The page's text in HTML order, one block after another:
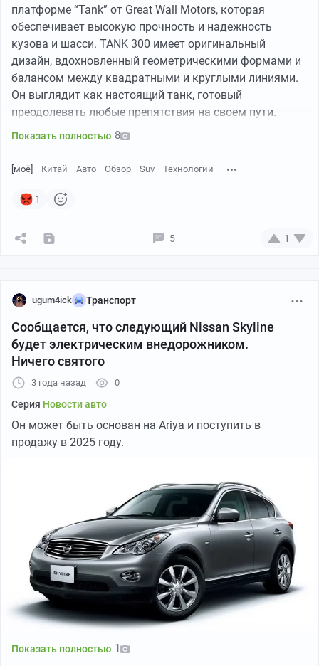
Варианты использования: с крышей и без. Изображение:
iamGaNgStA
стала двухсоставная задняя дверь.
площадку, а верхнее стекло можно было опустить с
помощью электрического привода, что было
прорывным решением для авто данного класса.
удобство погрузки.
Toyota Hilux Surf SSR. Фото:bringatrailer
Интерьер был выполнен простым, но комфортным, как
и подобает машине с корнями пикапа. Панель
приборов и отделка — из долговечных, немарких
материалов.
Для взыскательных покупателей предлагалась
комплектация SSR Limited с более богатой отделкой и
платформе “Tank” от Great Wall Motors, которая
обеспечивает высокую прочность и надежность
кузова и шасси. TANK 300 имеет оригинальный
дизайн, вдохновленный геометрическими формами и
балансом между квадратными и круглыми линиями.
Он выглядит как настоящий танк, готовый
преодолевать любые препятствия на своем пути.
Показать полностью 8
[моё] Китай Авто Обзор Suv Технологии
1
5 1
ugum4ick Транспорт
Сообщается, что следующий Nissan Skyline
будет электрическим внедорожником.
Ничего святого
3 года назад 0
Серия Новости авто
Он может быть основан на Ariya и поступить в
продажу в 2025 году.
Показать полностью 1